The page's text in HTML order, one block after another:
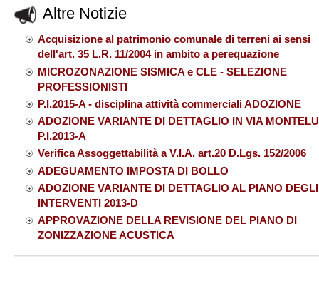
Altre Notizie
Acquisizione al patrimonio comunale di terreni ai sensi
dell'art. 35 L.R. 11/2004 in ambito a perequazione
MICROZONAZIONE SISMICA e CLE - SELEZIONE
PROFESSIONISTI
P.I.2015-A - disciplina attività commerciali ADOZIONE
ADOZIONE VARIANTE DI DETTAGLIO IN VIA
P.I.2013-A
Verifica Assoggettabilità a V.I.A. art.20 D.Lgs. 152/2006
ADEGUAMENTO IMPOSTA DI BOLLO
ADOZIONE VARIANTE DI DETTAGLIO AL PIANO DEGLI
INTERVENTI 2013-D
APPROVAZIONE DELLA REVISIONE DEL PIANO DI
ZONIZZAZIONE ACUSTICA